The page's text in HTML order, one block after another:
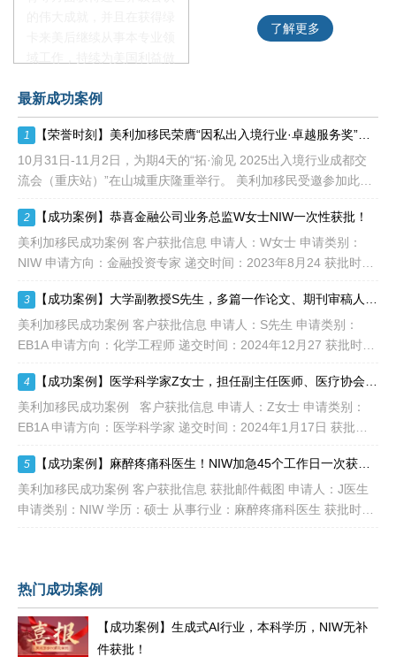
额占全球移民签证配额的
28.6%，即大约4万个移民
签证，都会用于满足"优
先"移民类别的申请。EB1A
不需要雇主支持、不用办理
等的限制，所以也愈来愈受
到中国杰出人才的青睐。
最新成功案例
1
10月31日-11月2日，为期4天的“拓·渝见 2025出入境行业成都交
流会（重庆站）”在山城重庆隆重举行。 美利加移民受邀参加此次
2
【成功案例】恭喜金融公司业务总监W女士NIW一次性获批！
美利加移民成功案例 客户获批信息 申请人：W女士 申请类别：
NIW 申请方向：金融投资专家 递交时间：2023年8月24 获批时
3
美利加移民成功案例 客户获批信息 申请人：S先生 申请类别：
EB1A 申请方向：化学工程师 递交时间：2024年12月27 获批时
4
美利加移民成功案例 客户获批信息 申请人：Z女士 申请类别：
EB1A 申请方向：医学科学家 递交时间：2024年1月17日 获批时
5
美利加移民成功案例 客户获批信息 获批邮件截图 申请人：J医生
申请类别：NIW 学历：硕士 从事行业：麻醉疼痛科医生 获批时
热门成功案例
【成功案例】生成式AI行业，本科学历，NIW无补
件获批！